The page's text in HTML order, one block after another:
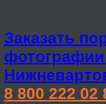
Заказать
фотографии
8 800 222 02